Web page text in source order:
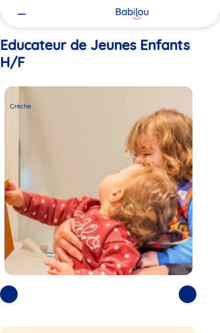
Educateur de Jeunes Enfants
H/F
Crèche
Babilou
Voisin
Crèche
Photos
précédentes
Photos
suivantes